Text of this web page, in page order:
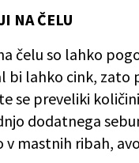
NA ČELU
čelu so lahko
bi lahko cink, zato
se preveliki
dodatnega
v mastnih ribah,